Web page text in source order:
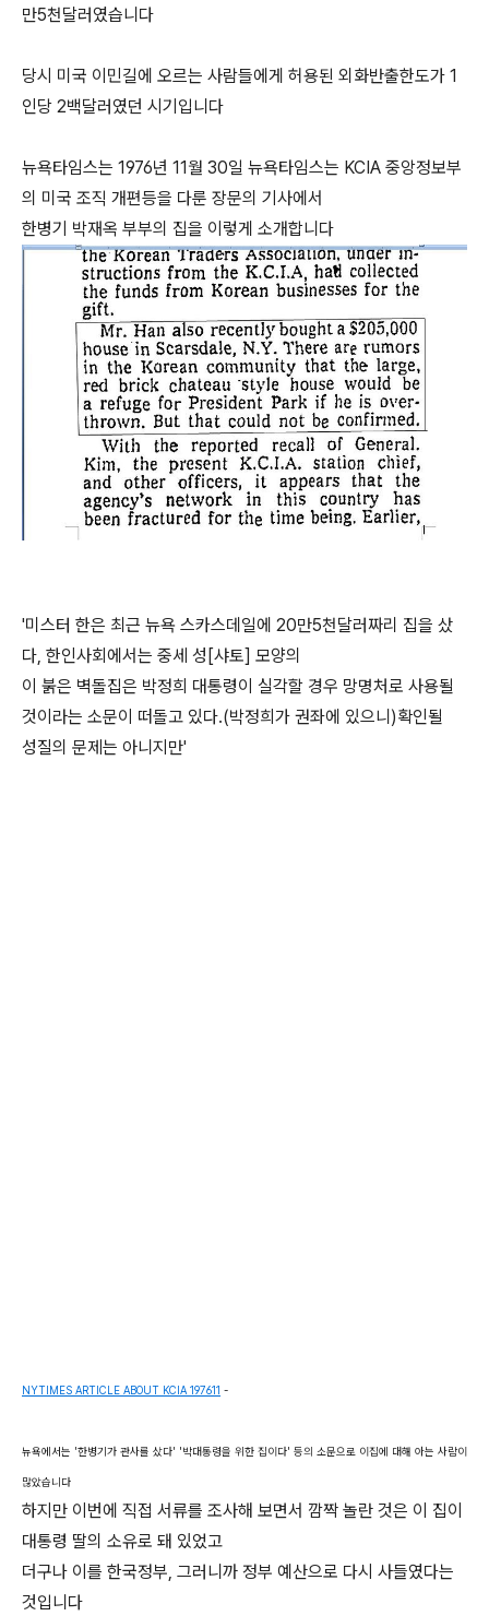
만5천달러였습니다
당시 미국 이민길에 오르는 사람들에게 허용된 외화반출한도가 1
인당 2백달러였던 시기입니다
뉴욕타임스는 1976년 11월 30일 뉴욕타임스는 KCIA 중앙정보부
의 미국 조직 개편등을 다룬 장문의 기사에서
한병기 박재옥 부부의 집을 이렇게 소개합니다
'미스터 한은 최근 뉴욕 스카스데일에 20만5천달러짜리 집을 샀
다, 한인사회에서는 중세 성[샤토] 모양의
이 붉은 벽돌집은 박정희 대통령이 실각할 경우 망명처로 사용될
것이라는 소문이 떠돌고 있다.(박정희가 권좌에 있으니)확인될
성질의 문제는 아니지만'
NYTIMES ARTICLE ABOUT KCIA 197611 -
뉴욕에서는 '한병기가 관사를 샀다' '박대통령을 위한 집이다' 등의 소문으로 이집에 대해 아는 사람이
많았습니다
하지만 이번에 직접 서류를 조사해 보면서 깜짝 놀란 것은 이 집이
대통령 딸의 소유로 돼 있었고
더구나 이를 한국정부, 그러니까 정부 예산으로 다시 사들였다는
것입니다